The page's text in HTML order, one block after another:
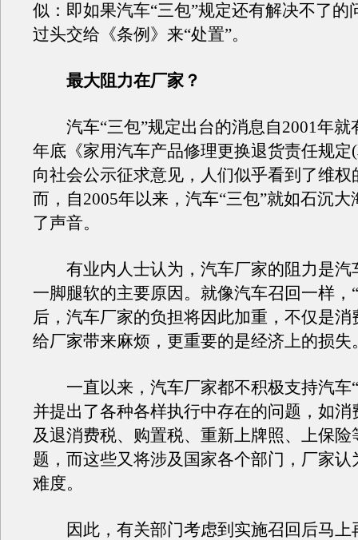
似：即如果汽车“三包”规定还有解决不了的
过头交给《条例》来“处置”。
最大阻力在厂家？
汽车“三包”规定出台的消息自2001年就
年底《家用汽车产品修理更换退货责任规定
向社会公示征求意见，人们似乎看到了维权
而，自2005年以来，汽车“三包”就如石沉大
了声音。
有业内人士认为，汽车厂家的阻力是汽
一脚腿软的主要原因。就像汽车召回一样，
后，汽车厂家的负担将因此加重，不仅是消
给厂家带来麻烦，更重要的是经济上的损失
一直以来，汽车厂家都不积极支持汽车“
并提出了各种各样执行中存在的问题，如消
及退消费税、购置税、重新上牌照、上保险
题，而这些又将涉及国家各个部门，厂家认
难度。
因此，有关部门考虑到实施召回后马上